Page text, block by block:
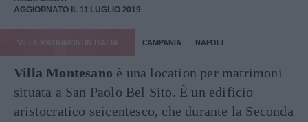
AGGIORNATO IL 11 LUGLIO 2019
VILLE MATRIMONI IN ITALIA CAMPANIA NAPOLI
Villa Montesano è una location per matrimoni
situata a San Paolo Bel Sito. È un edificio
aristocratico seicentesco, che durante la Seconda